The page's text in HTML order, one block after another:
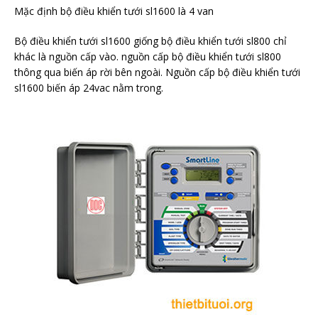
Mặc định bộ điều khiển tưới sl1600 là 4 van
Bộ điều khiển tưới sl1600 giống bộ điều khiển tưới sl800 chỉ
khác là nguồn cấp vào. nguồn cấp bộ điều khiển tưới sl800
thông qua biến áp rời bên ngoài. Nguồn cấp bộ điều khiển tưới
sl1600 biến áp 24vac nằm trong.